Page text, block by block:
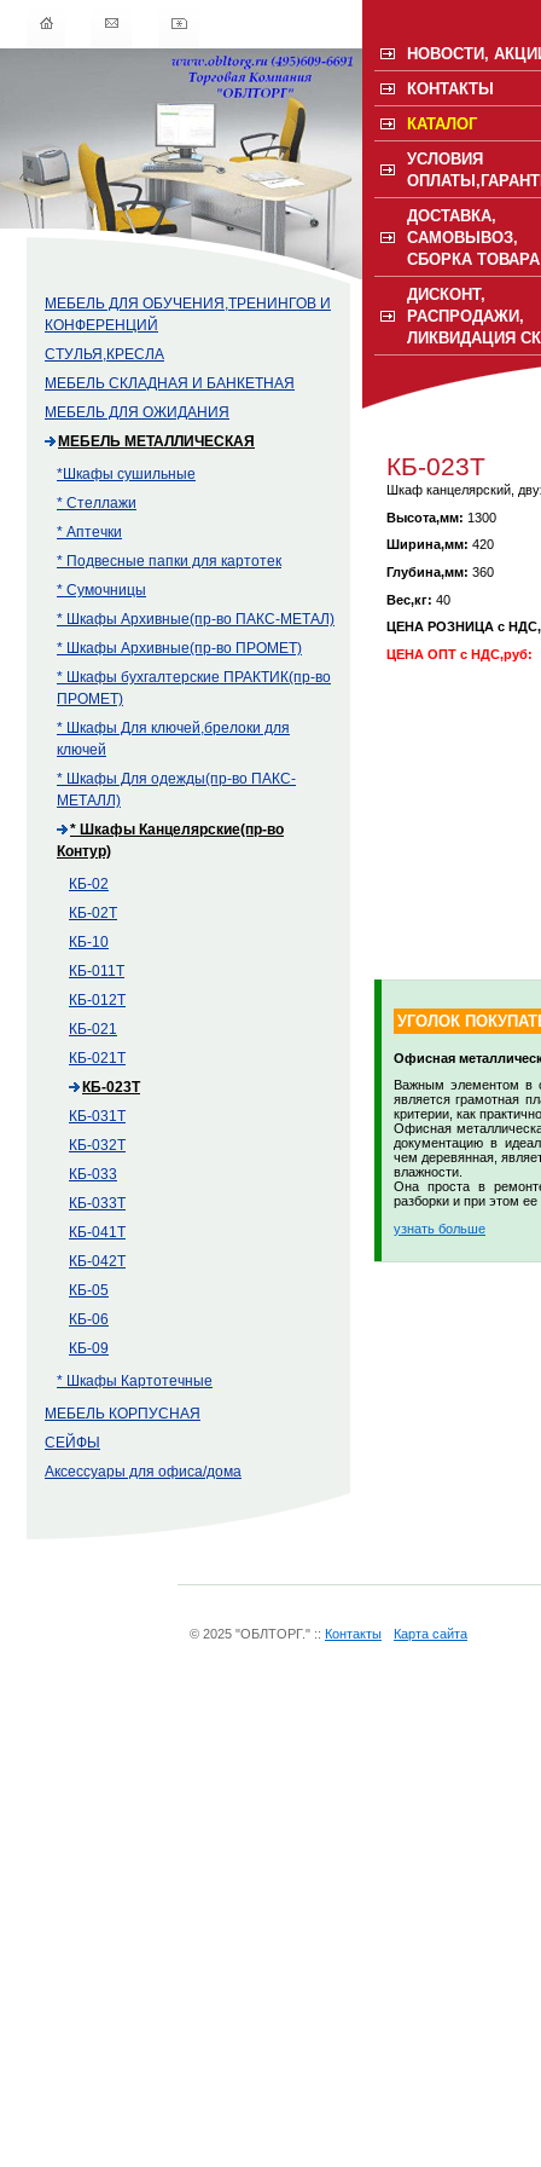
МЕБЕЛЬ ДЛЯ ОБУЧЕНИЯ,ТРЕНИНГОВ И
КОНФЕРЕНЦИЙ
СТУЛЬЯ,КРЕСЛА
МЕБЕЛЬ СКЛАДНАЯ И БАНКЕТНАЯ
МЕБЕЛЬ ДЛЯ ОЖИДАНИЯ
МЕБЕЛЬ МЕТАЛЛИЧЕСКАЯ
*Шкафы сушильные
* Стеллажи
* Аптечки
* Подвесные папки для картотек
* Сумочницы
* Шкафы Архивные(пр-во ПАКС-МЕТАЛ)
* Шкафы Архивные(пр-во ПРОМЕТ)
* Шкафы бухгалтерские ПРАКТИК(пр-во
ПРОМЕТ)
* Шкафы Для ключей,брелоки для
ключей
* Шкафы Для одежды(пр-во ПАКС-
МЕТАЛЛ)
* Шкафы Канцелярские(пр-во
Контур)
КБ-02
КБ-02Т
КБ-10
КБ-011Т
КБ-012Т
КБ-021
КБ-021Т
КБ-023Т
КБ-031Т
КБ-032Т
КБ-033
КБ-033Т
КБ-041Т
КБ-042Т
КБ-05
КБ-06
КБ-09
* Шкафы Картотечные
МЕБЕЛЬ КОРПУСНАЯ
СЕЙФЫ
Аксессуары для офиса/дома
НОВОСТИ,
КОНТАКТЫ
КАТАЛОГ
УСЛОВИЯ
ДОСТАВКА,
САМОВЫВОЗ,
СБОРКА ТОВАРА
ДИСКОНТ,
РАСПРОДАЖИ,
ЛИКВИДАЦИЯ
КБ-023Т
Шкаф канцелярский,
Высота,мм: 1300
Ширина,мм: 420
Глубина,мм: 360
Вес,кг: 40
ЦЕНА РОЗНИЦА с
ЦЕНА ОПТ с НДС,руб:
УГОЛОК
Офисная
Важным элементом в
является грамотная
критерии, как
Офисная
документацию в
чем деревянная,
влажности.
Она проста в
разборки и при этом
узнать больше
© 2025 "ОБЛТОРГ." :: Контакты Карта сайта